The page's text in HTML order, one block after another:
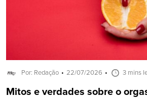
Por: Redação 22/07/2026 3 mins
Mitos e verdades sobre o